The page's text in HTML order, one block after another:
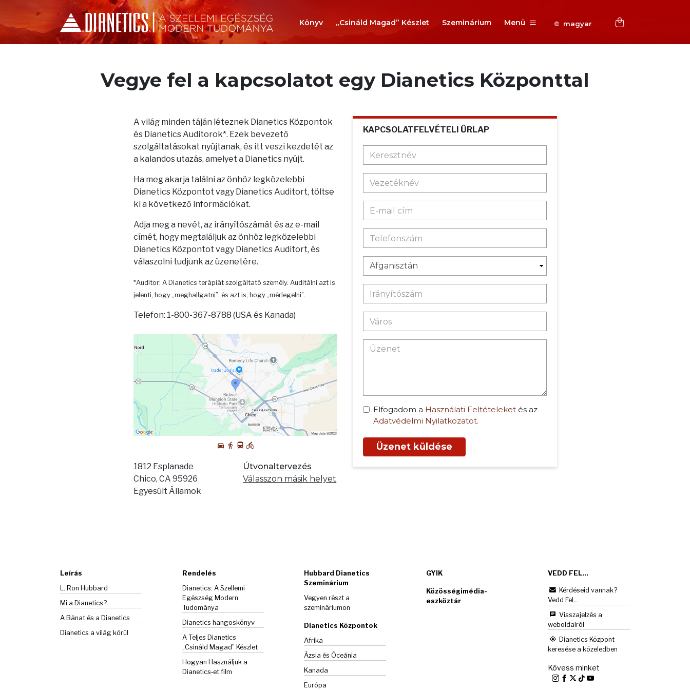
Könyv „Csináld Magad” Készlet Szeminárium Menü magyar
Vegye fel a kapcsolatot egy Dianetics Központtal
A világ minden táján léteznek Dianetics Központok
és Dianetics Auditorok*. Ezek bevezető
szolgáltatásokat nyújtanak, és itt veszi kezdetét az
a kalandos utazás, amelyet a Dianetics nyújt.
Ha meg akarja találni az önhöz legközelebbi
Dianetics Központot vagy Dianetics Auditort, töltse
ki a következő információkat.
Adja meg a nevét, az irányítószámát és az e-mail
címét, hogy megtaláljuk az önhöz legközelebbi
Dianetics Központot vagy Dianetics Auditort, és
válaszolni tudjunk az üzenetére.
*Auditor: A Dianetics terápiát szolgáltató személy. Auditálni azt is
jelenti, hogy „meghallgatni”, és azt is, hogy „mérlegelni”.
Telefon: 1-800-367-8788 (USA és Kanada)
1812 Esplanade
Chico, CA 95926
Egyesült Államok
Útvonaltervezés
Válasszon másik helyet
KAPCSOLATFELVÉTELI ŰRLAP
Elfogadom a Használati Feltételeket és az
Adatvédelmi Nyilatkozatot.
Üzenet küldése
Leírás
L. Ron Hubbard
Mi a Dianetics?
A Bánat és a Dianetics
Dianetics a világ körül
Rendelés
Dianetics: A Szellemi
Egészség Modern
Tudománya
Dianetics hangoskönyv
A Teljes Dianetics
„Csináld Magad” Készlet
Hogyan Használjuk a
Dianetics‑et film
Hubbard Dianetics
Szeminárium
Vegyen részt a
szemináriumon
Dianetics Központok
Afrika
Ázsia és Óceánia
Kanada
Európa
GYIK
Közösségimédia-
eszköztár
VEDD FEL...
Kérdéseid vannak?
Vedd Fel...
Visszajelzés a
weboldalról
Dianetics Központ
keresése a közeledben
Kövess minket